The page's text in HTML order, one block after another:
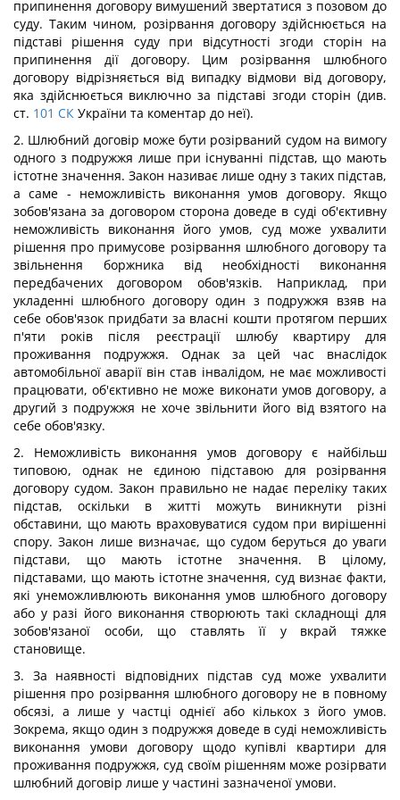
припинення договору вимушений звертатися з позовом до
суду. Таким чином, розірвання договору здійснюється на
підставі рішення суду при відсутності згоди сторін на
припинення дії договору. Цим розірвання шлюбного
договору відрізняється від випадку відмови від договору,
яка здійснюється виключно за підставі згоди сторін (див.
ст. 101 СК України та коментар до неї).
2. Шлюбний договір може бути розірваний судом на вимогу
одного з подружжя лише при існуванні підстав, що мають
істотне значення. Закон називає лише одну з таких підстав,
а саме - неможливість виконання умов договору. Якщо
зобов'язана за договором сторона доведе в суді об'єктивну
неможливість виконання його умов, суд може ухвалити
рішення про примусове розірвання шлюбного договору та
звільнення боржника від необхідності виконання
передбачених договором обов'язків. Наприклад, при
укладенні шлюбного договору один з подружжя взяв на
себе обов'язок придбати за власні кошти протягом перших
п'яти років після реєстрації шлюбу квартиру для
проживання подружжя. Однак за цей час внаслідок
автомобільної аварії він став інвалідом, не має можливості
працювати, об'єктивно не може виконати умов договору, а
другий з подружжя не хоче звільнити його від взятого на
себе обов'язку.
2. Неможливість виконання умов договору є найбільш
типовою, однак не єдиною підставою для розірвання
договору судом. Закон правильно не надає переліку таких
підстав, оскільки в житті можуть виникнути різні
обставини, що мають враховуватися судом при вирішенні
спору. Закон лише визначає, що судом беруться до уваги
підстави, що мають істотне значення. В цілому,
підставами, що мають істотне значення, суд визнає факти,
які унеможливлюють виконання умов шлюбного договору
або у разі його виконання створюють такі складнощі для
зобов'язаної особи, що ставлять її у вкрай тяжке
становище.
3. За наявності відповідних підстав суд може ухвалити
рішення про розірвання шлюбного договору не в повному
обсязі, а лише у частці однієї або кількох з його умов.
Зокрема, якщо один з подружжя доведе в суді неможливість
виконання умови договору щодо купівлі квартири для
проживання подружжя, суд своїм рішенням може розірвати
шлюбний договір лише у частині зазначеної умови.